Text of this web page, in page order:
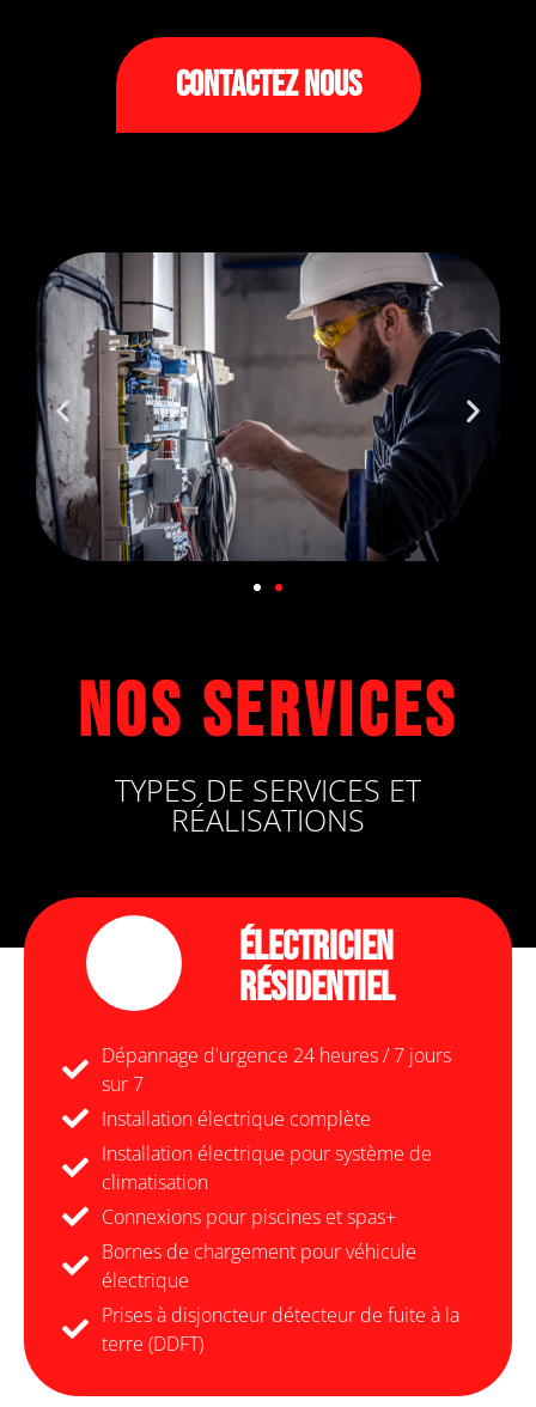
Contactez Nous
Nos services
TYPES DE SERVICES ET
RÉALISATIONS
Électricien
Résidentiel
Dépannage d'urgence 24 heures / 7 jours
sur 7
Installation électrique complète
Installation électrique pour système de
climatisation
Connexions pour piscines et spas+
Bornes de chargement pour véhicule
électrique
Prises à disjoncteur détecteur de fuite à la
terre (DDFT)